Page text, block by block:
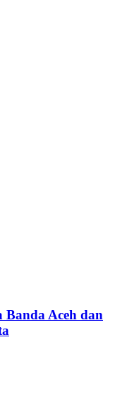
Banda Aceh dan